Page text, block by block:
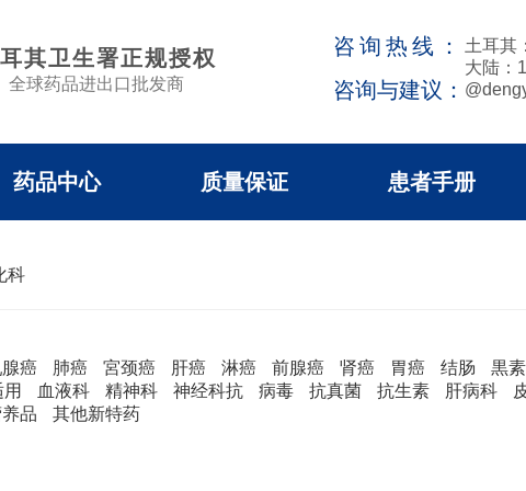
其卫生署正规授权
全球药品进出口批发商
咨询热线：
土耳其
大陆：
咨询与建议：
药品中心 质量保证 患者手册
科
癌 肺癌 宮颈癌 肝癌 淋癌 前腺癌 肾癌 胃癌 结肠 黒素
血液科 精神科 神经科抗 病毒 抗真菌 抗生素 肝病科
品
其他新特药